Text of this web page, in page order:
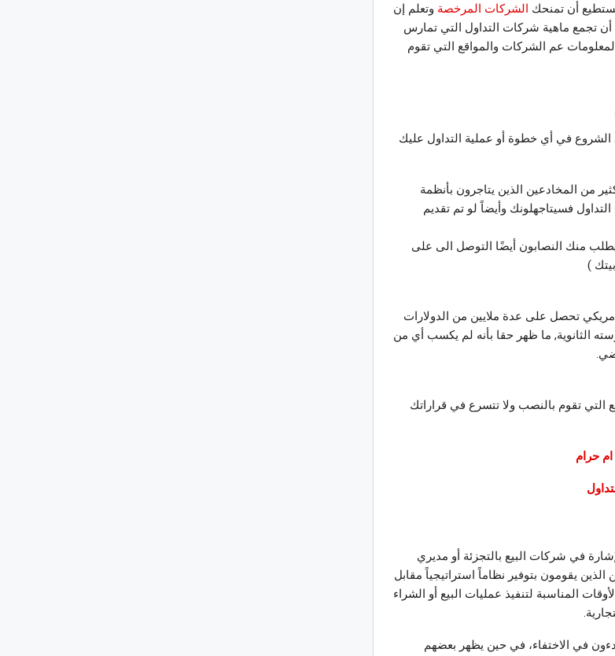
تستطيع أن تمنحك الشركات المرخصة وتعلم إن
تجمع ماهية شركات التداول التي تمارس
عم الشركات والمواقع التي تقوم
الشروع في أي خطوة أو عملية التداول عليك
من المخادعين الذين يتاجرون بأنظمة
فسيتاجهلونك وأيضاً لو تم تقديم
منك النصابون أيضًا التوصل الى على
)
تحصل على عدة ملايين من الدولارات
الثانوية, ما ظهر حقا بأنه لم يكسب أي من
التي تقوم بالنصب ولا تتسرع في قراراتك
حرام
في شركات البيع بالتجزئة أو مديري
يقومون بتوفير نظاماً استراتيجياً مقابل
المناسبة لتنفيذ عمليات البيع أو الشراء
في الاختفاء، في حين يظهر بعضهم